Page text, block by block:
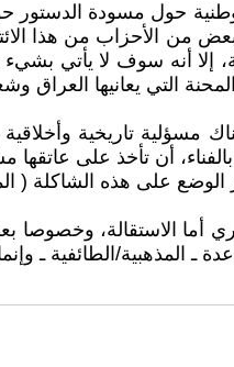
حول مسودة
من الأحزاب من هذا
أنه سوف لا يأتي
التي يعانيها العراق
مسؤلية تاريخية
أن تأخذ على
على هذه الشاكلة (
أما الاستقالة، وخصوصا
ـ المذهبية/الطائفية ـ